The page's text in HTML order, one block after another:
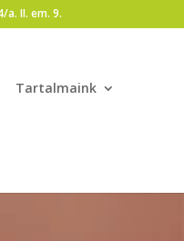
a. II. em. 9.
Tartalmaink